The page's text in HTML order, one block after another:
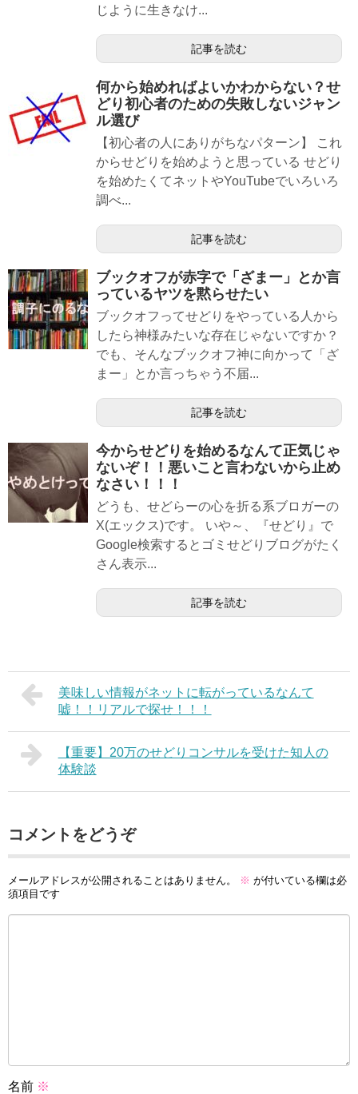
じように生きなけ...
記事を読む
何から始めればよいかわからない？せ
どり初心者のための失敗しないジャン
ル選び
【初心者の人にありがちなパターン】 これ
からせどりを始めようと思っている せどり
を始めたくてネットやYouTubeでいろいろ
調べ...
記事を読む
ブックオフが赤字で「ざまー」とか言
っているヤツを黙らせたい
ブックオフってせどりをやっている人から
したら神様みたいな存在じゃないですか？
でも、そんなブックオフ神に向かって「ざ
まー」とか言っちゃう不届...
記事を読む
今からせどりを始めるなんて正気じゃ
ないぞ！！悪いこと言わないから止め
なさい！！！
どうも、せどらーの心を折る系ブロガーの
X(エックス)です。 いや～、『せどり』で
Google検索するとゴミせどりブログがたく
さん表示...
記事を読む
美味しい情報がネットに転がっているなんて
嘘！！リアルで探せ！！！
【重要】20万のせどりコンサルを受けた知人の
体験談
コメントをどうぞ
メールアドレスが公開されることはありません。 ※ が付いている欄は必
須項目です
名前 ※